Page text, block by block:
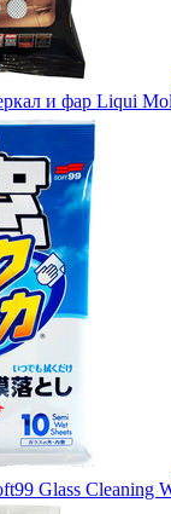
и фар Liqui
Glass Cleaning